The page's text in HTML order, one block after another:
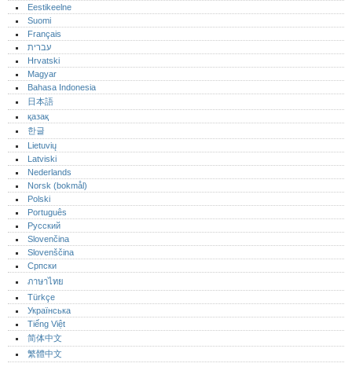
Eestikeelne
Suomi
Français
עברית
Hrvatski
Magyar
Bahasa Indonesia
日本語
қазақ
한글
Lietuvių
Latviski
Nederlands
Norsk (bokmål)‎
Polski
Português‎
Русский
Slovenčina
Slovenščina
Српски
ภาษาไทย
Türkçe
Українська
Tiếng Việt
简体中文
繁體中文